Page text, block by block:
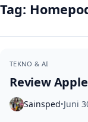
Tag:
TEKNO & AI
Review
Sainsped•Juni